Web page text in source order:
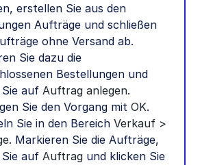
erstellen Sie aus den
Aufträge und schließen
ohne Versand ab.
Sie dazu die
Bestellungen und
auf Auftrag anlegen.
Sie den Vorgang mit OK.
Sie in den Bereich Verkauf >
. Markieren Sie die Aufträge,
auf Auftrag und klicken Sie